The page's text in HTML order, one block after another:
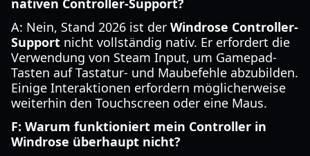
nativen Controller-Support?
A: Nein, Stand 2026 ist der Windrose Controller-
Support nicht vollständig nativ. Er erfordert die
Verwendung von Steam Input, um Gamepad-
Tasten auf Tastatur- und Maubefehle abzubilden.
Einige Interaktionen erfordern möglicherweise
weiterhin den Touchscreen oder eine Maus.
F: Warum funktioniert mein Controller in
Windrose überhaupt nicht?